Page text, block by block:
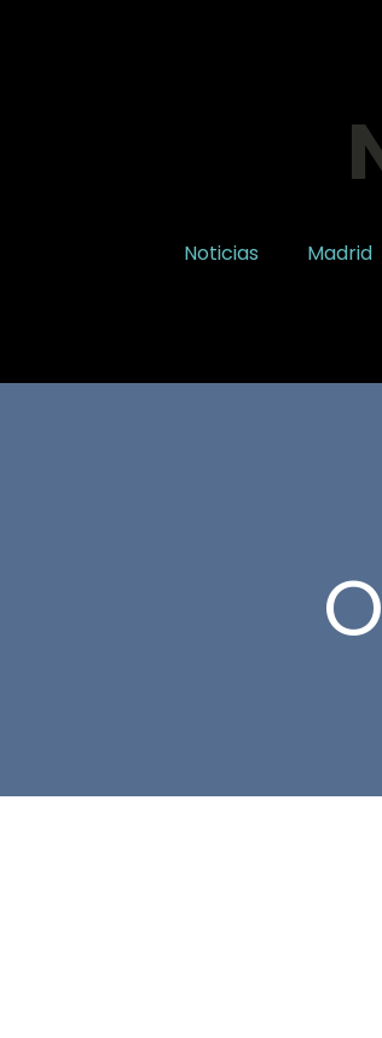
Noticias Madrid